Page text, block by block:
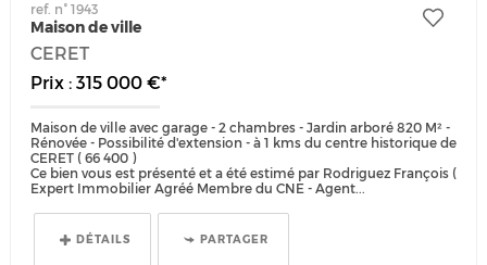
ref. n° 1943
Maison de ville
CERET
Prix : 315 000 €*
Maison de ville avec garage - 2 chambres - Jardin arboré 820 M² -
Rénovée - Possibilité d'extension - à 1 kms du centre historique de
CERET ( 66 400 )
Ce bien vous est présenté et a été estimé par Rodriguez François (
Expert Immobilier Agréé Membre du CNE - Agent...
DÉTAILS PARTAGER